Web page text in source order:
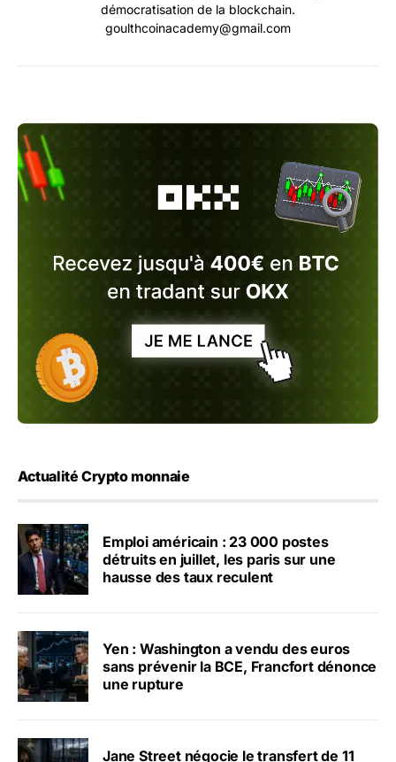
démocratisation de la blockchain.
goulthcoinacademy@gmail.com
Actualité Crypto monnaie
Emploi américain : 23 000 postes
détruits en juillet, les paris sur une
hausse des taux reculent
Yen : Washington a vendu des euros
sans prévenir la BCE, Francfort dénonce
une rupture
Jane Street négocie le transfert de 11